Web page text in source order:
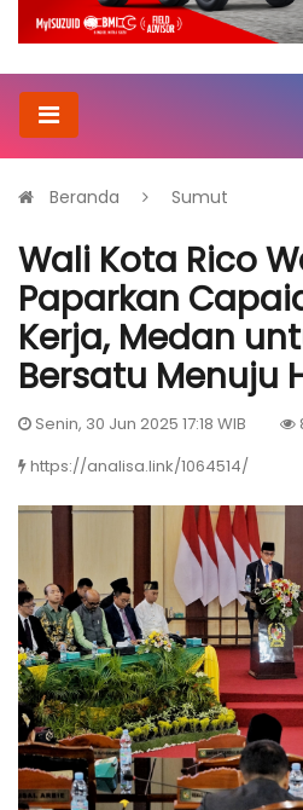
Beranda Sumut
Wali Kota Rico
Paparkan
Kerja, Medan
Bersatu Menuju
Senin, 30 Jun 2025 17:18 WIB
https://analisa.link/1064514/